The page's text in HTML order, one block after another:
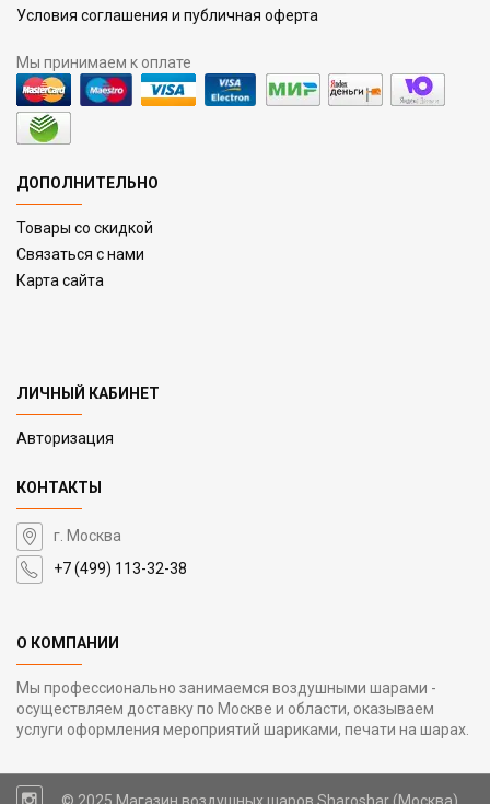
Условия соглашения и публичная оферта
Мы принимаем к оплате
ДОПОЛНИТЕЛЬНО
Товары со скидкой
Связаться с нами
Карта сайта
ЛИЧНЫЙ КАБИНЕТ
Авторизация
КОНТАКТЫ
г. Москва
+7 (499) 113-32-38
О КОМПАНИИ
Мы профессионально занимаемся воздушными шарами -
осуществляем доставку по Москве и области, оказываем
услуги оформления мероприятий шариками, печати на шарах.